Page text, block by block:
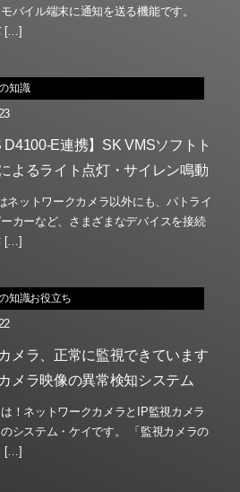
バイル端末に通知を送る機能です。
[…]
知識
D4100-E連携】SK VMSソフトト
よるライト点灯・サイレン鳴動
ネットワークカメラ以外にも、パトライ
ーカーなど、さまざまなデバイスを接続
[…]
知識お役立ち
カメラ、正常に監視できています
メラ映像の異常検知システム
！ネットワークカメラとIP監視カメラ
システム・ケイです。 「監視カメラの
[…]